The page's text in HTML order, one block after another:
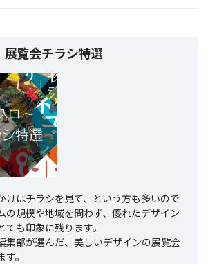
覧会チラシ特選
けはチラシを見て、という方も多いので
規模や地域を問わず、優れたデザイン
も印象に残ります。
集部が選んだ、美しいデザインの展覧会
。